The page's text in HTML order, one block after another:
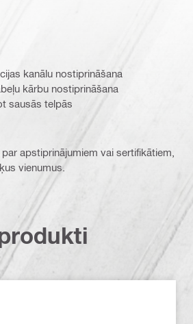
kanālu nostiprināšana
kārbu nostiprināšana
sausās telpās
apstiprinājumiem vai sertifikātiem,
vienumus.